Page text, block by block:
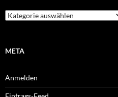
Kategorien
META
Anmelden